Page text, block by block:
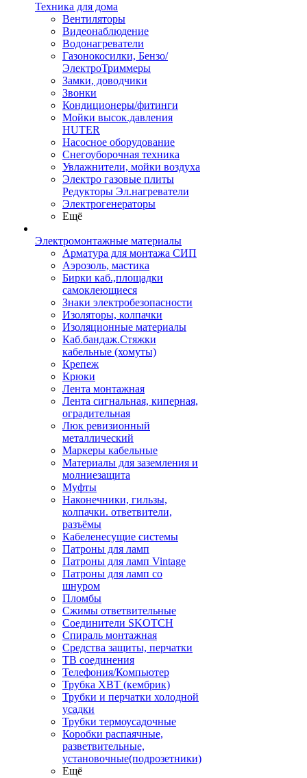
Техника для дома
Вентиляторы
Видеонаблюдение
Водонагреватели
Газонокосилки, Бензо/
ЭлектроТриммеры
Замки, доводчики
Звонки
Кондиционеры/фитинги
Мойки высок.давления
HUTER
Насосное оборудование
Снегоуборочная техника
Увлажнители, мойки воздуха
Электро газовые плиты
Редукторы Эл.нагреватели
Электрогенераторы
Ещё
Электромонтажные материалы
Арматура для монтажа СИП
Аэрозоль, мастика
Бирки каб.,площадки
самоклеющиеся
Знаки электробезопасности
Изоляторы, колпачки
Изоляционные материалы
Каб.бандаж.Стяжки
кабельные (хомуты)
Крепеж
Крюки
Лента монтажная
Лента сигнальная, киперная,
оградительная
Люк ревизионный
металлический
Маркеры кабельные
Материалы для заземления и
молниезащита
Муфты
Наконечники, гильзы,
колпачки. ответвители,
разъёмы
Кабеленесущие системы
Патроны для ламп
Патроны для ламп Vintage
Патроны для ламп со
шнуром
Пломбы
Сжимы ответвительные
Соединители SKOTCH
Спираль монтажная
Средства защиты, перчатки
ТВ соединения
Телефония/Компьютер
Трубка ХВТ (кембрик)
Трубки и перчатки холодной
усадки
Трубки термоусадочные
Коробки распаячные,
разветвительные,
установочные(подрозетники)
Ещё